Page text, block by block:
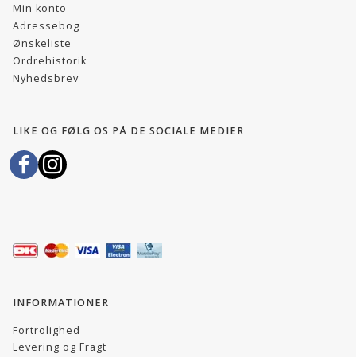
Min konto
Adressebog
Ønskeliste
Ordrehistorik
Nyhedsbrev
LIKE OG FØLG OS PÅ DE SOCIALE MEDIER
INFORMATIONER
Fortrolighed
Levering og Fragt